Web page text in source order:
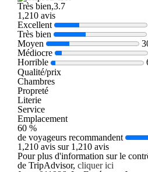
Très bien,3.7
1,210 avis
Excellent
Très bien
Moyen
Médiocre
Horrible
Qualité/prix
Chambres
Propreté
Literie
Service
Emplacement
60 %
de voyageurs recommandent
1,210 avis sur 1,210 avis
Pour plus d'information sur le
de TripAdvisor, cliquer ici